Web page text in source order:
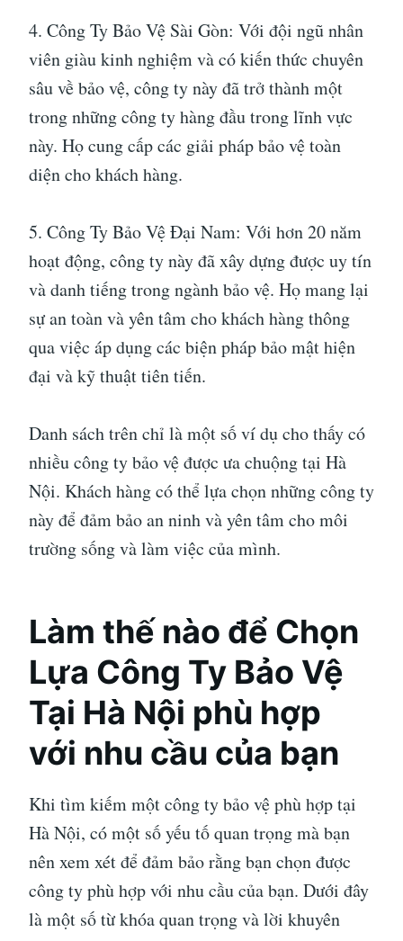
4. Công Ty Bảo Vệ Sài Gòn: Với đội ngũ nhân
viên giàu kinh nghiệm và có kiến thức chuyên
sâu về bảo vệ, công ty này đã trở thành một
trong những công ty hàng đầu trong lĩnh vực
này. Họ cung cấp các giải pháp bảo vệ toàn
diện cho khách hàng.
5. Công Ty Bảo Vệ Đại Nam: Với hơn 20 năm
hoạt động, công ty này đã xây dựng được uy tín
và danh tiếng trong ngành bảo vệ. Họ mang lại
sự an toàn và yên tâm cho khách hàng thông
qua việc áp dụng các biện pháp bảo mật hiện
đại và kỹ thuật tiên tiến.
Danh sách trên chỉ là một số ví dụ cho thấy có
nhiều công ty bảo vệ được ưa chuộng tại Hà
Nội. Khách hàng có thể lựa chọn những công ty
này để đảm bảo an ninh và yên tâm cho môi
trường sống và làm việc của mình.
Làm thế nào để Chọn
Lựa Công Ty Bảo Vệ
Tại Hà Nội phù hợp
với nhu cầu của bạn
Khi tìm kiếm một công ty bảo vệ phù hợp tại
Hà Nội, có một số yếu tố quan trọng mà bạn
nên xem xét để đảm bảo rằng bạn chọn được
công ty phù hợp với nhu cầu của bạn. Dưới đây
là một số từ khóa quan trọng và lời khuyên